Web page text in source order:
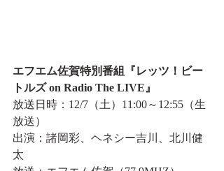
エフエム佐賀特別番組『レッツ！ビー
トルズ on Radio The LIVE』
放送日時：12/7（土）11:00～12:55（生
放送）
出演：諸岡彩、ヘネシー吉川、北川健
太